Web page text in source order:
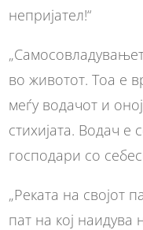
непријател!“
во животот. Тоа е
меѓу водачот и
стихијата. Водач е
господари со
„Реката на својот
пат на кој